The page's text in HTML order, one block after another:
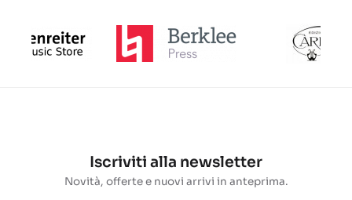
Iscriviti alla newsletter
Novità, offerte e nuovi arrivi in anteprima.